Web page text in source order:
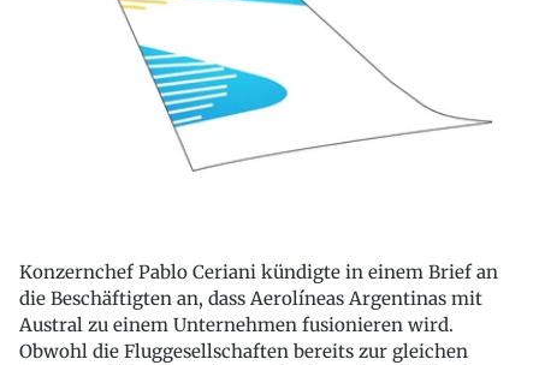
Konzernchef Pablo Ceriani kündigte in einem Brief an
die Beschäftigten an, dass Aerolíneas Argentinas mit
Austral zu einem Unternehmen fusionieren wird.
Obwohl die Fluggesellschaften bereits zur gleichen